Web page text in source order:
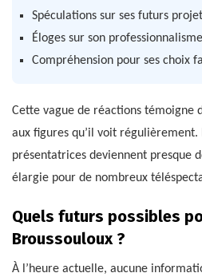
Spéculations sur ses futurs
Éloges sur son professionnalisme
Compréhension pour ses choix
Cette vague de réactions témoigne
aux figures qu’il voit régulièrement.
présentatrices deviennent presque
élargie pour de nombreux
Quels futurs possibles
Broussouloux ?
À l’heure actuelle, aucune